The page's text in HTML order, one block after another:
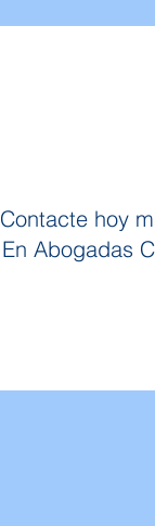
Contacte hoy
En Abogadas